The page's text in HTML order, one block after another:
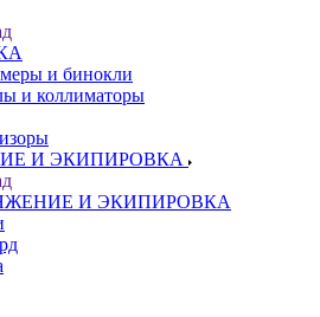
и бинокли
и коллиматоры
И ЭКИПИРОВКА
И ЭКИПИРОВКА